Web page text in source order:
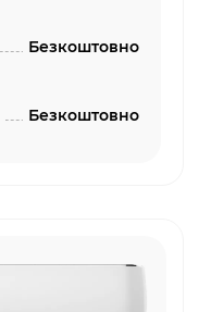
Безкоштовно
Безкоштовно